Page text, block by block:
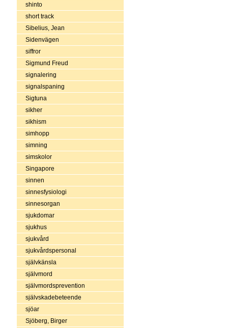
shinto
short track
Sibelius, Jean
Sidenvägen
siffror
Sigmund Freud
signalering
signalspaning
Sigtuna
sikher
sikhism
simhopp
simning
simskolor
Singapore
sinnen
sinnesfysiologi
sinnesorgan
sjukdomar
sjukhus
sjukvård
sjukvårdspersonal
självkänsla
självmord
självmordsprevention
självskadebeteende
sjöar
Sjöberg, Birger